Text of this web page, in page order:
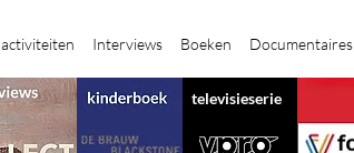
activiteiten Interviews Boeken Documentaires
televisieserie